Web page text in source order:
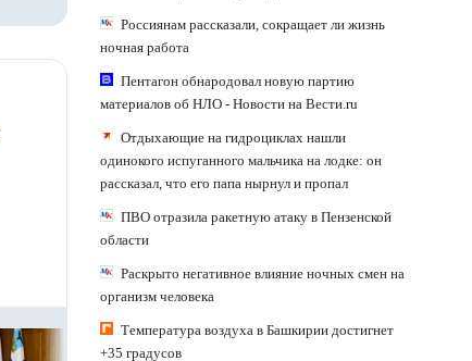
Россиянам рассказали, сокращает ли жизнь
ночная работа
Пентагон обнародовал новую партию
материалов об НЛО - Новости на Вести.ru
Отдыхающие на гидроциклах нашли
одинокого испуганного мальчика на лодке: он
рассказал, что его папа нырнул и пропал
ПВО отразила ракетную атаку в Пензенской
области
Раскрыто негативное влияние ночных смен на
организм человека
Температура воздуха в Башкирии достигнет
+35 градусов